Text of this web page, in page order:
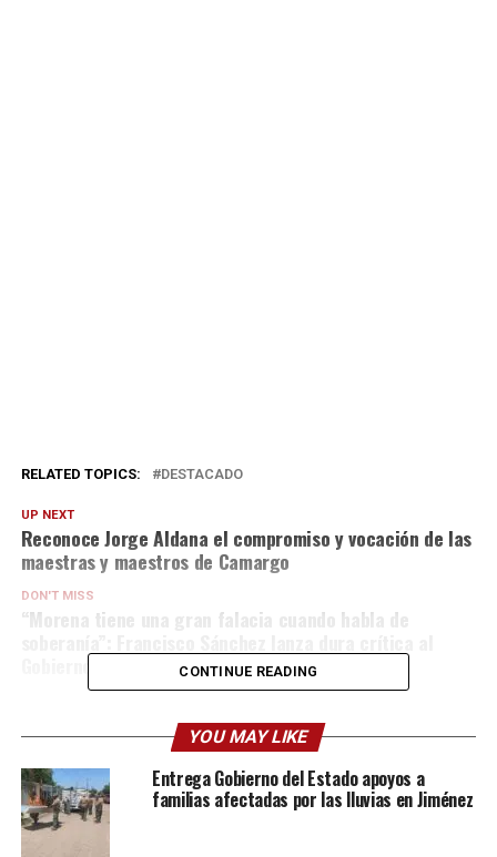
RELATED TOPICS: DESTACADO
UP NEXT
Reconoce Jorge Aldana el compromiso y vocación de las
maestras y maestros de Camargo
DON'T MISS
“Morena tiene una gran falacia cuando habla de
Gobierno Federal
CONTINUE READING
YOU MAY LIKE
Entrega Gobierno del Estado apoyos a
familias afectadas por las lluvias en Jiménez